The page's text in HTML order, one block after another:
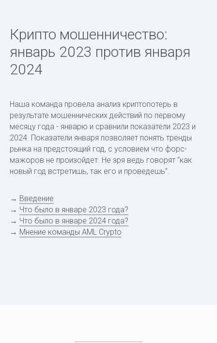
Крипто мошенничество:
январь 2023 против января
2024
Наша команда провела анализ криптопотерь в
результате мошеннических действий по первому
месяцу года - январю и сравнили показатели 2023 и
2024. Показатели января позволяет понять тренды
рынка на предстоящий год, с условием что форс-
мажоров не произойдет. Не зря ведь говорят “как
новый год встретишь, так его и проведешь”.
→ Введение
→ Что было в январе 2023 года?
→ Что было в январе 2024 года?
→ Мнение команды AML Crypto